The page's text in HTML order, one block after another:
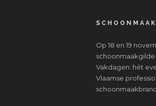
Op 18 en 19
Vakdagen: hét
Vlaamse